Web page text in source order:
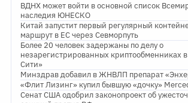
ВДНХ может войти в основной список
наследия ЮНЕСКО
Китай запустит первый регулярный
маршрут в ЕС через Севморпуть
Более 20 человек задержаны по делу о
незарегистрированных криптообменниках
Сити»
Минздрав добавил в ЖНВЛП препарат
«Флит Лизинг» купил бывшую «дочку»
Сенат США одобрил законопроект об